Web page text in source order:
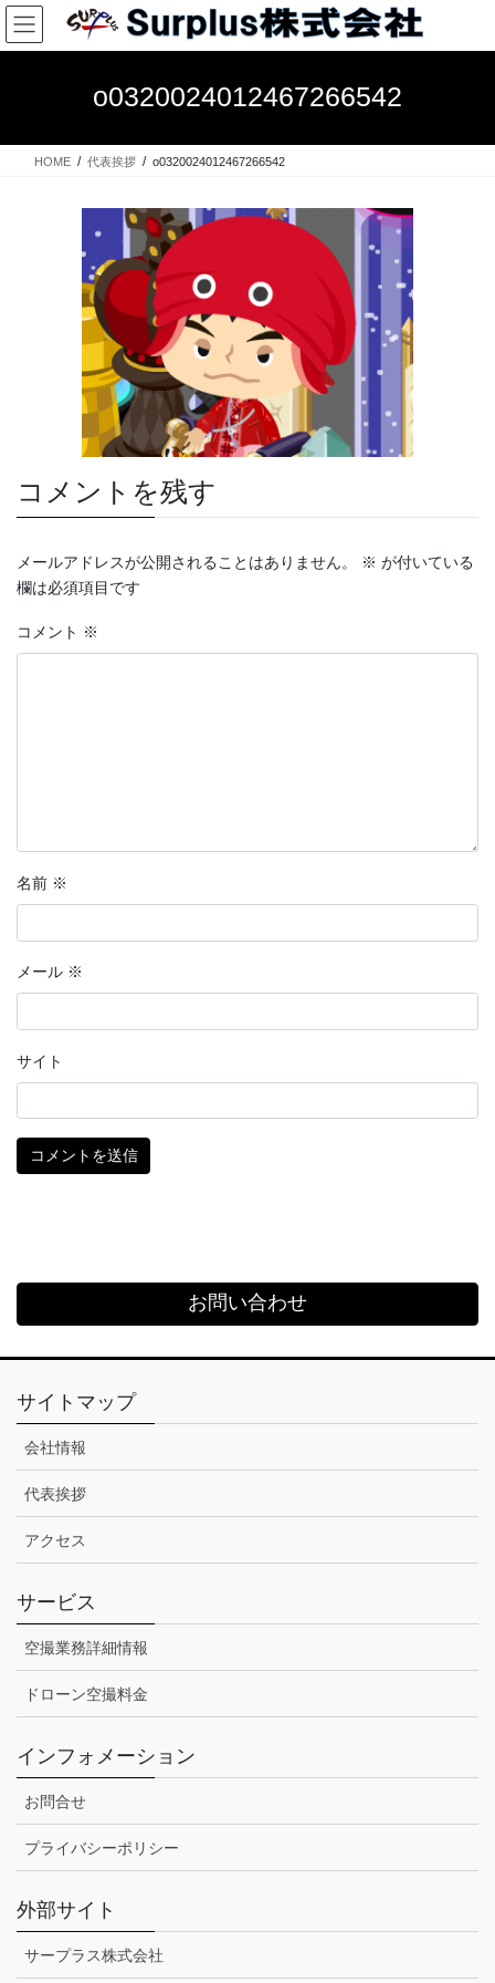
コ
ン
テ
ス
ナ
ビ
ゲ
ン
o0320024012467266542
HOME 代表挨拶 o0320024012467266542
コメントを残す
メールアドレスが公開されることはありません。 ※ が付いている
欄は必須項目です
コメント ※
名前 ※
メール ※
サイト
お問い合わせ
サイトマップ
会社情報
代表挨拶
アクセス
サービス
空撮業務詳細情報
ドローン空撮料金
インフォメーション
お問合せ
プライバシーポリシー
外部サイト
サープラス株式会社